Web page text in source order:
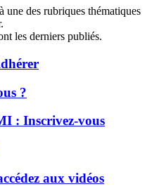
une des rubriques thématiques
les derniers publiés.
?
: Inscrivez-vous
aux vidéos